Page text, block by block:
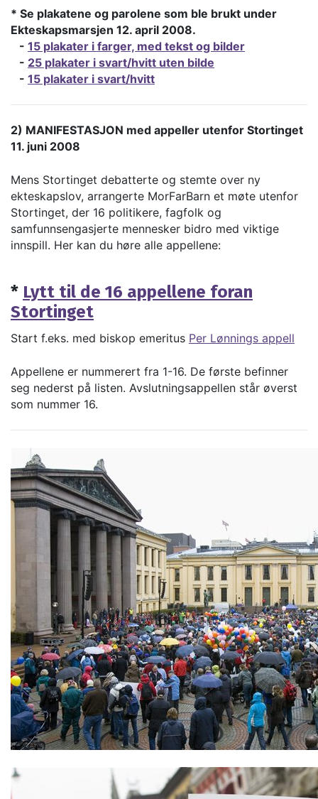
* Se plakatene og parolene som ble brukt under
Ekteskapsmarsjen 12. april 2008.
- 15 plakater i farger, med tekst og bilder
- 25 plakater i svart/hvitt uten bilde
- 15 plakater i svart/hvitt
2) MANIFESTASJON med appeller utenfor Stortinget
11. juni 2008
Mens Stortinget debatterte og stemte over ny
ekteskapslov, arrangerte MorFarBarn et møte utenfor
Stortinget, der 16 politikere, fagfolk og
samfunnsengasjerte mennesker bidro med viktige
innspill. Her kan du høre alle appellene:
* Lytt til de 16 appellene foran
Stortinget
Start f.eks. med biskop emeritus Per Lønnings appell
Appellene er nummerert fra 1-16. De første befinner
seg nederst på listen. Avslutningsappellen står øverst
som nummer 16.